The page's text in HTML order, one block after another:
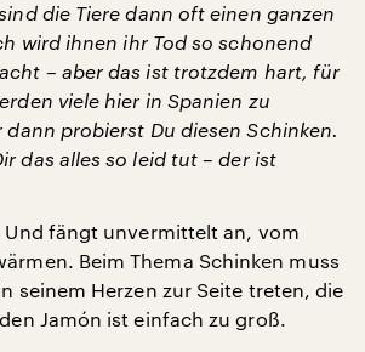
die Tiere dann oft einen ganzen
wird ihnen ihr Tod so schonend
– aber das ist trotzdem hart, für
viele hier in Spanien zu
dann probierst Du diesen Schinken.
das alles so leid tut – der ist
Und fängt unvermittelt an, vom
Beim Thema Schinken muss
seinem Herzen zur Seite treten, die
Jamón ist einfach zu groß.